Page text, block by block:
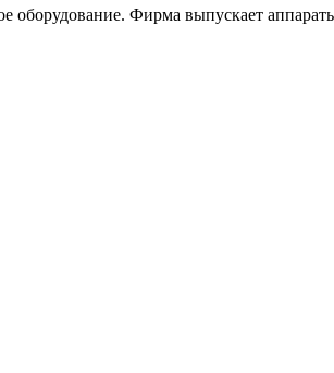
оборудование. Фирма выпускает